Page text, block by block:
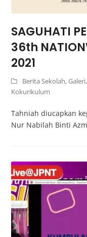
SAGUHATI
36th
2021
Berita Sekolah,Galeri,
Kokurikulum
Tahniah diucapkan
Nur Nabilah Binti